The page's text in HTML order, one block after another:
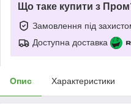
Що таке купити з
Замовлення під
Доступна доставка
Опис Характеристики